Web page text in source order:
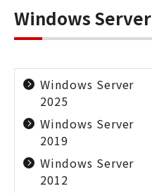
Windows Server
Windows Server
2025
Windows Server
2019
Windows Server
2012